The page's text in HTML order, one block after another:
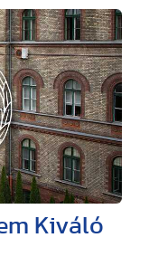
Kiváló